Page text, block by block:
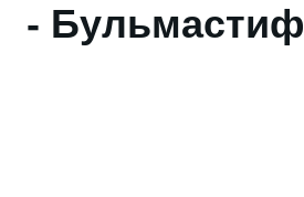
- Бульмастиф